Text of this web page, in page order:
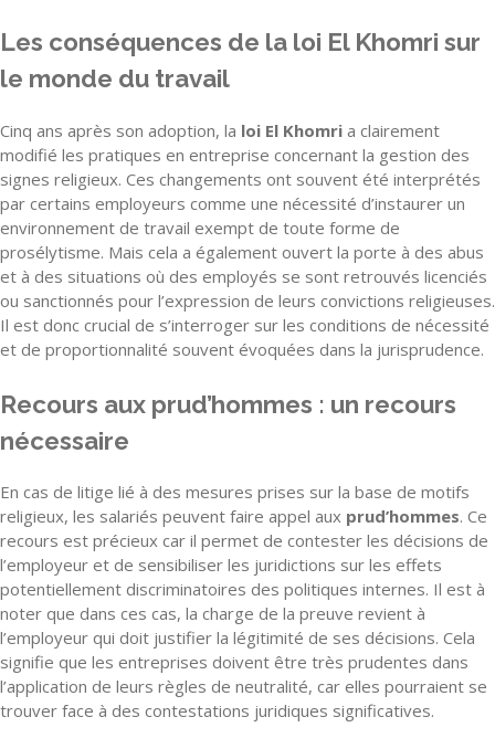
Les conséquences de la loi El Khomri sur
le monde du travail
Cinq ans après son adoption, la loi El Khomri a clairement
modifié les pratiques en entreprise concernant la gestion des
signes religieux. Ces changements ont souvent été interprétés
par certains employeurs comme une nécessité d’instaurer un
environnement de travail exempt de toute forme de
prosélytisme. Mais cela a également ouvert la porte à des abus
et à des situations où des employés se sont retrouvés licenciés
ou sanctionnés pour l’expression de leurs convictions religieuses.
Il est donc crucial de s’interroger sur les conditions de nécessité
et de proportionnalité souvent évoquées dans la jurisprudence.
Recours aux prud’hommes : un recours
nécessaire
En cas de litige lié à des mesures prises sur la base de motifs
religieux, les salariés peuvent faire appel aux prud’hommes. Ce
recours est précieux car il permet de contester les décisions de
l’employeur et de sensibiliser les juridictions sur les effets
potentiellement discriminatoires des politiques internes. Il est à
noter que dans ces cas, la charge de la preuve revient à
l’employeur qui doit justifier la légitimité de ses décisions. Cela
signifie que les entreprises doivent être très prudentes dans
l’application de leurs règles de neutralité, car elles pourraient se
trouver face à des contestations juridiques significatives.